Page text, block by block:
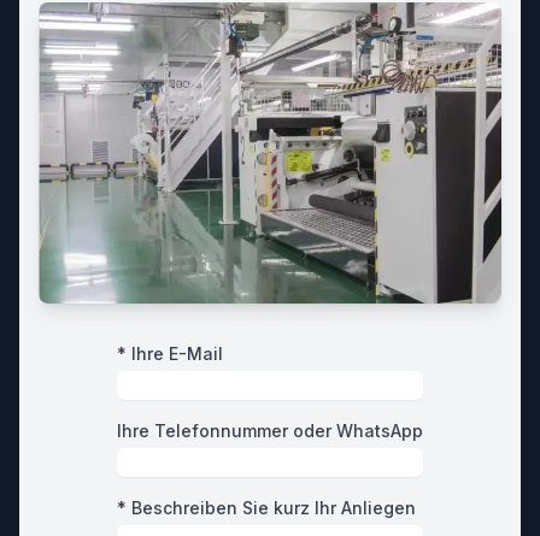
* Ihre E-Mail
Ihre Telefonnummer oder WhatsApp
* Beschreiben Sie kurz Ihr Anliegen